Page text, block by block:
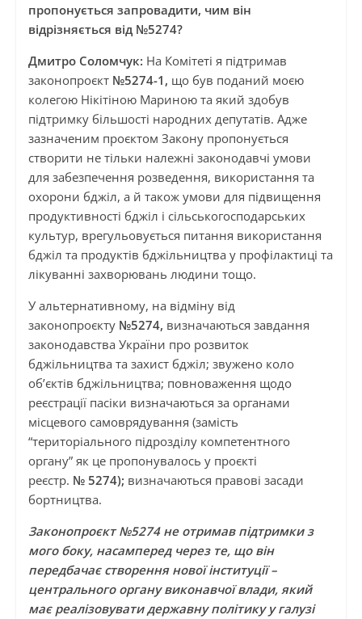
пропонується запровадити, чим він
відрізняється від №5274?
Дмитро Соломчук: На Комітеті я підтримав
законопроєкт №5274-1, що був поданий моєю
колегою Нікітіною Мариною та який здобув
підтримку більшості народних депутатів. Адже
зазначеним проєктом Закону пропонується
створити не тільки належні законодавчі умови
для забезпечення розведення, використання та
охорони бджіл, а й також умови для підвищення
продуктивності бджіл і сільськогосподарських
культур, врегульовується питання використання
бджіл та продуктів бджільництва у профілактиці та
лікуванні захворювань людини тощо.
У альтернативному, на відміну від
законопроєкту №5274, визначаються завдання
законодавства України про розвиток
бджільництва та захист бджіл; звужено коло
об’єктів бджільництва; повноваження щодо
реєстрації пасіки визначаються за органами
місцевого самоврядування (замість
“територіального підрозділу компетентного
органу” як це пропонувалось у проєкті
реєстр. № 5274); визначаються правові засади
бортництва.
Законопроєкт №5274 не отримав підтримки з
мого боку, насамперед через те, що він
передбачає створення нової інституції –
центрального органу виконавчої влади, який
має реалізовувати державну політику у галузі